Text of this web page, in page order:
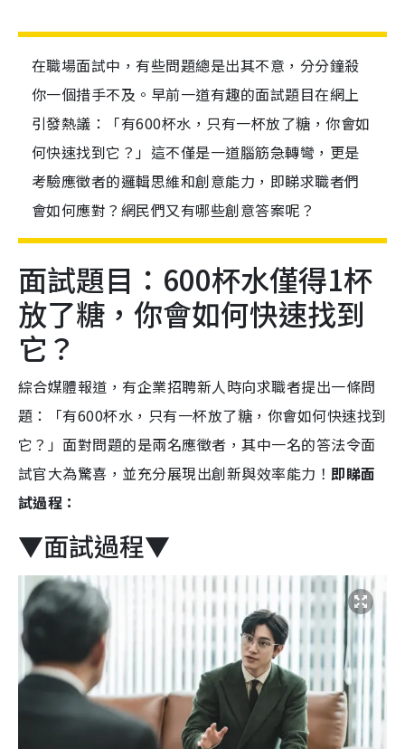
在職場面試中，有些問題總是出其不意，分分鐘殺
你一個措手不及。早前一道有趣的面試題目在網上
引發熱議：「有600杯水，只有一杯放了糖，你會如
何快速找到它？」這不僅是一道腦筋急轉彎，更是
考驗應徵者的邏輯思維和創意能力，即睇求職者們
會如何應對？網民們又有哪些創意答案呢？
面試題目：600杯水僅得1杯
放了糖，你會如何快速找到
它？
綜合媒體報道，有企業招聘新人時向求職者提出一條問
題：「有600杯水，只有一杯放了糖，你會如何快速找到
它？」面對問題的是兩名應徵者，其中一名的答法令面
試官大為驚喜，並充分展現出創新與效率能力！即睇面
試過程：
▼面試過程▼